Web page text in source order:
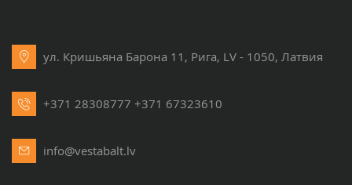
ул. Кришьяна Барона 11, Рига, LV - 1050, Латвия
+371 28308777 +371 67323610
info@vestabalt.lv